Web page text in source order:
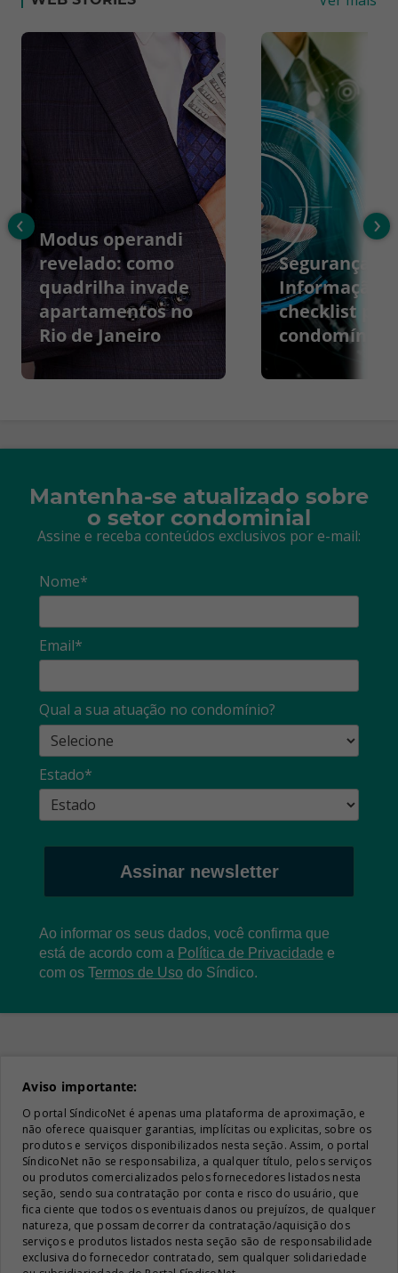
Modus operandi
revelado: como
quadrilha invade
apartamentos no
Rio de Janeiro
Segurança da
Informação:
checklist
condomínios
‹ ›
Mantenha-se atualizado sobre
o setor condominial
Assine e receba conteúdos exclusivos por e-mail:
Nome*
Email*
Qual a sua atuação no condomínio?
Estado*
Assinar newsletter
Ao informar os seus dados, você confirma que
está de acordo com a Política de Privacidade e
com os Termos de Uso do Síndico.
Aviso importante:
O portal SíndicoNet é apenas uma plataforma de aproximação, e
não oferece quaisquer garantias, implícitas ou explicitas, sobre os
produtos e serviços disponibilizados nesta seção. Assim, o portal
SíndicoNet não se responsabiliza, a qualquer título, pelos serviços
ou produtos comercializados pelos fornecedores listados nesta
seção, sendo sua contratação por conta e risco do usuário, que
fica ciente que todos os eventuais danos ou prejuízos, de qualquer
natureza, que possam decorrer da contratação/aquisição dos
serviços e produtos listados nesta seção são de responsabilidade
exclusiva do fornecedor contratado, sem qualquer solidariedade